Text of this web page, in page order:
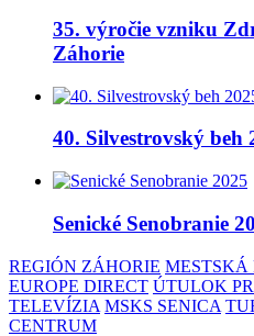
35. výročie vzniku
Záhorie
40. Silvestrovský beh
Senické Senobranie
REGIÓN ZÁHORIE MESTSKÁ
EUROPE DIRECT ÚTULOK
TELEVÍZIA MSKS SENICA
CENTRUM